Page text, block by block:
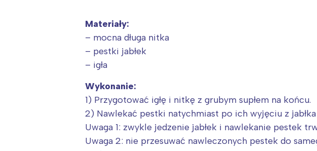
Materiały:
– mocna długa nitka
– pestki jabłek
– igła
Wykonanie:
1) Przygotować igłę i nitkę z grubym supłem na końcu.
2) Nawlekać pestki natychmiast po ich wyjęciu z
Uwaga 1: zwykle jedzenie jabłek i nawlekanie pestek
Uwaga 2: nie przesuwać nawleczonych pestek do